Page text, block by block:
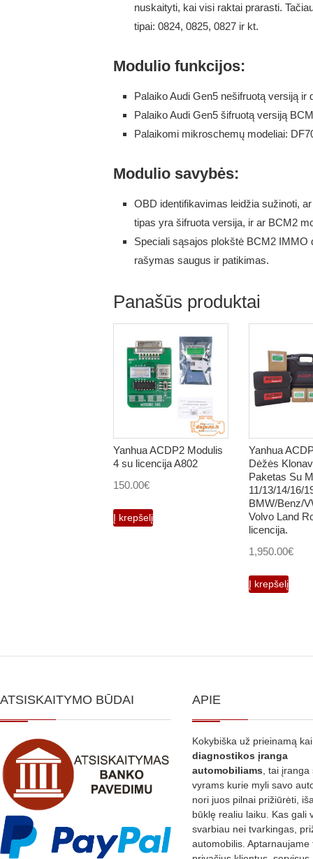
nuskaityti, kai visi raktai prarasti.
tipai: 0824, 0825, 0827 ir kt.
Modulio funkcijos:
Palaiko Audi Gen5 nešifruotą versiją
Palaiko Audi Gen5 šifruotą versiją
Palaikomi mikroschemų modeliai:
Modulio savybės:
OBD identifikavimas leidžia sužinoti,
tipas yra šifruota versija, ir ar BCM2
Speciali sąsajos plokštė BCM2
rašymas saugus ir patikimas.
Panašūs produktai
Yanhua ACDP2 Modulis
4 su licencija A802
150.00€
Į krepšelį
Yanhua
Dėžės
Paketas Su
11/13/14/16/
BMW/Benz/
Volvo Land
licencija.
1,950.00€
Į krepšelį
ATSISKAITYMO BŪDAI APIE
Kokybiška už prieinamą
diagnostikos įranga
automobiliams , tai
vyrams kurie myli savo
nori juos pilnai prižiūrėti,
būklę realiu laiku. Kas gali
svarbiau nei tvarkingas,
automobilis. Aptarnaujame